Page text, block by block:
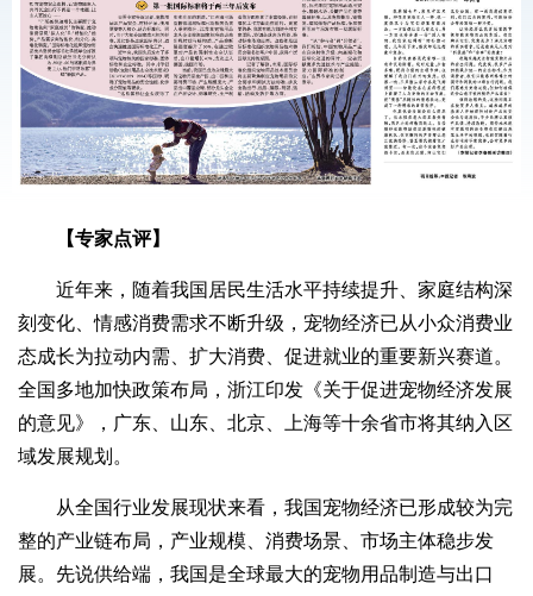
【专家点评】
近年来，随着我国居民生活水平持续提升、家庭结构深
刻变化、情感消费需求不断升级，宠物经济已从小众消费业
态成长为拉动内需、扩大消费、促进就业的重要新兴赛道。
全国多地加快政策布局，浙江印发《关于促进宠物经济发展
的意见》，广东、山东、北京、上海等十余省市将其纳入区
域发展规划。
从全国行业发展现状来看，我国宠物经济已形成较为完
整的产业链布局，产业规模、消费场景、市场主体稳步发
展。先说供给端，我国是全球最大的宠物用品制造与出口